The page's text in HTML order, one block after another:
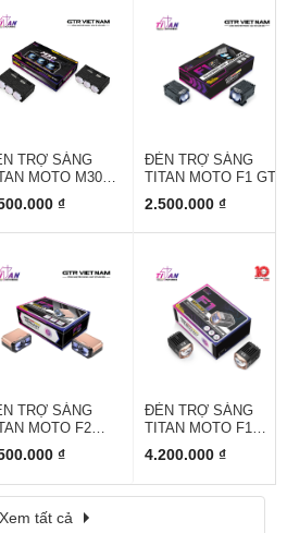
TRỢ SÁNG
MOTO M30
V2
₫
TRỢ SÁNG
MOTO F2
GT
₫
ĐÈN TRỢ SÁNG
TITAN MOTO F1 GT
2.500.000 ₫
ĐÈN TRỢ SÁNG
TITAN MOTO F1
TURBO S
4.200.000 ₫
Xem tất cả